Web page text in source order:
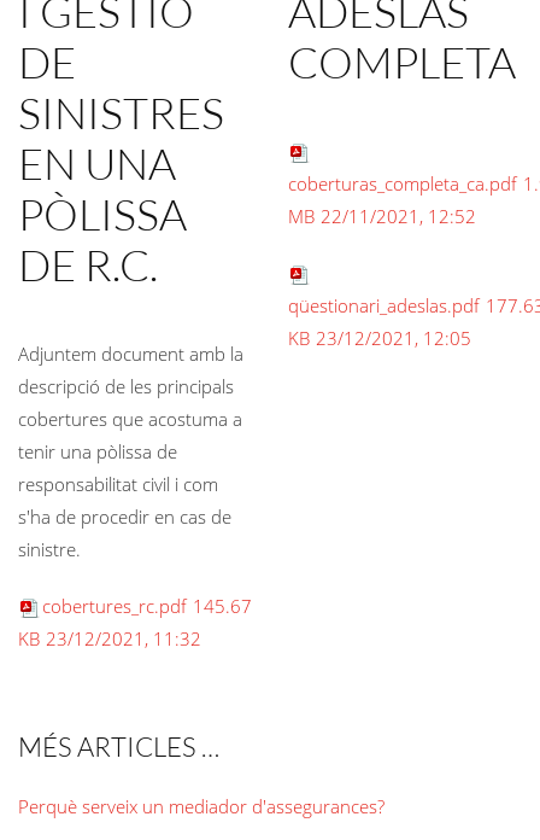
I GESTIÓ
DE
SINISTRES
EN UNA
PÒLISSA
DE R.C.
Adjuntem document amb la
descripció de les principals
cobertures que acostuma a
tenir una pòlissa de
responsabilitat civil i com
s'ha de procedir en cas de
sinistre.
cobertures_rc.pdf 145.67
KB 23/12/2021, 11:32
ADESLAS
COMPLETA
coberturas_completa_ca.pdf
MB 22/11/2021, 12:52
qüestionari_adeslas.pdf
KB 23/12/2021, 12:05
MÉS ARTICLES …
Perquè serveix un mediador d'assegurances?